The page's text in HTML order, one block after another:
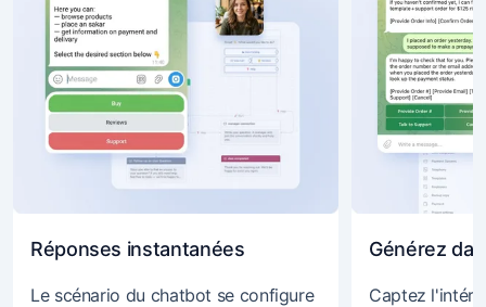
Réponses instantanées
Le scénario du chatbot se configure
Générez
Captez